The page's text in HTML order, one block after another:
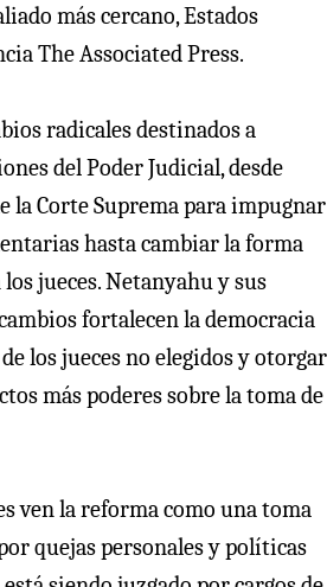
más cercano, Estados
The Associated Press.
radicales destinados a
del Poder Judicial, desde
la Corte Suprema para impugnar
hasta cambiar la forma
jueces. Netanyahu y sus
fortalecen la democracia
los jueces no elegidos y otorgar
más poderes sobre la toma de
ven la reforma como una toma
quejas personales y políticas